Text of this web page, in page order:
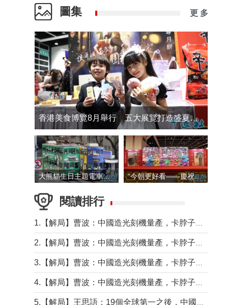
圖集 更 多
香港美食博覽8月舉行 五大展覽打造盛夏嘉年華
大熊貓生日主題電車在香港島行駛 “今朝更好看——慶祝中國共產黨成立105周年名家作品展”6日起舉行
閱讀排行